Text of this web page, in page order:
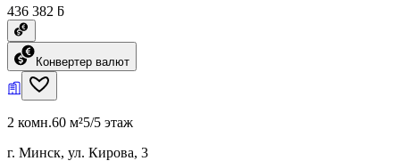
436 382 ƃ
Конвертер валют
2 комн.60 м²5/5 этаж
г. Минск, ул. Кирова, 3